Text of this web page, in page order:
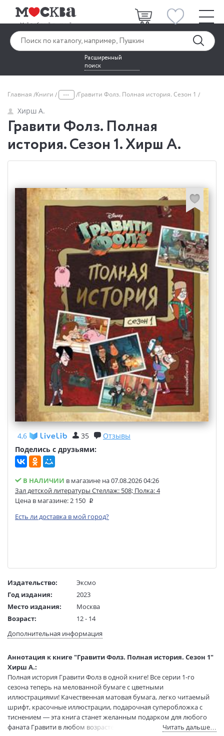
Расширенный
поиск
Главная Книги ... Гравити Фолз. Полная история. Сезон 1
Хирш А.
Гравити Фолз. Полная
история. Сезон 1. Хирш А.
4,6 35
Отзывы
Поделись с друзьями:
В НАЛИЧИИ в магазине на 07.08.2026 04:26
Зал детской литературы Стеллаж: 508; Полка: 4
Цена в магазине:2 150
Есть ли доставка в мой город?
Издательство:
Эксмо
Год издания:
2023
Место издания:
Москва
Возраст:
12 - 14
Язык текста:
русский
Тип обложки:
Твердый переплет + суперобложка
Формат:
84х100 1/16
Размеры в мм
(ДхШхВ):
245x205x22
Вес:
825 гр.
Страниц:
232
Тираж:
7000 экз.
Дополнительная информация
Аннотация к книге "Гравити Фолз. Полная история. Сезон 1"
Хирш А.:
Полная история Гравити Фолз в одной книге! Все серии 1-го
сезона теперь на мелованной бумаге с цветными
иллюстрациями! Качественная матовая бумага, легко читаемый
шрифт, красочные иллюстрации, подарочная суперобложка с
тиснением — эта книга станет желанным подарком для любого
фаната Гравити в любом возрасте.
Читать дальше…